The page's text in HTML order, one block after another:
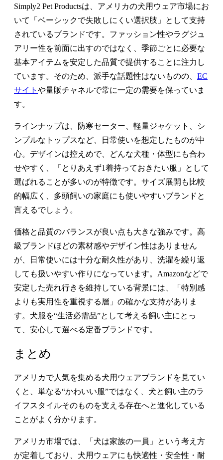
Simply2 Pet Productsは、アメリカの犬用ウェア市場にお
いて「ベーシックで失敗しにくい選択肢」として支持
されているブランドです。ファッション性やラグジュ
アリー性を前面に出すのではなく、季節ごとに必要な
基本アイテムを安定した品質で提供することに注力し
ています。そのため、派手な話題性はないものの、 EC
サイト や量販チャネルで常に一定の需要を保っていま
す。
ラインナップは、防寒セーター、軽量ジャケット、シ
ンプルなトップスなど、日常使いを想定したものが中
心。デザインは控えめで、どんな犬種・体型にも合わ
せやすく、「とりあえず1着持っておきたい服」として
選ばれることが多いのが特徴です。サイズ展開も比較
的幅広く、多頭飼いの家庭にも使いやすいブランドと
言えるでしょう。
価格と品質のバランスが良い点も大きな強みです。高
級ブランドほどの素材感やデザイン性はありません
が、日常使いには十分な耐久性があり、洗濯を繰り返
しても扱いやすい作りになっています。Amazonなどで
安定した売れ行きを維持している背景には、「特別感
よりも実用性を重視する層」の確かな支持がありま
す。犬服を“生活必需品”として考える飼い主にとっ
て、安心して選べる定番ブランドです。
まとめ
アメリカで人気を集める犬用ウェアブランドを見てい
くと、単なる“かわいい服”ではなく、犬と飼い主のラ
イフスタイルそのものを支える存在へと進化している
ことがよく分かります。
アメリカ市場では、「犬は家族の一員」という考え方
が定着しており、犬用ウェアにも快適性・安全性・耐